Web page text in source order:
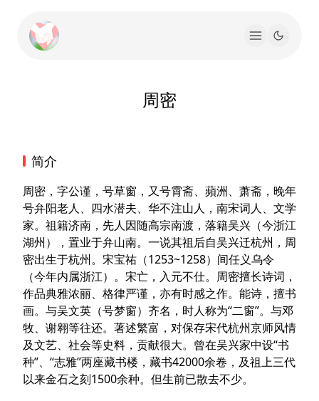
周密
简介
周密，字公谨，号草窗，又号霄斋、蘋洲、萧斋，晚年
号弁阳老人、四水潜夫、华不注山人，南宋词人、文学
家。祖籍济南，先人因随高宗南渡，落籍吴兴（今浙江
湖州），置业于弁山南。一说其祖后自吴兴迁杭州，周
密出生于杭州。宋宝祐（1253~1258）间任义乌令
（今年内属浙江）。宋亡，入元不仕。周密擅长诗词，
作品典雅浓丽、格律严谨，亦有时感之作。能诗，擅书
画。与吴文英（号梦窗）齐名，时人称为“二窗”。与邓
牧、谢翱等往还。著述繁富，对保存宋代杭州京师风情
及文艺、社会等史料，贡献很大。曾在吴兴家中设“书
种”、“志雅”两座藏书楼，藏书42000余卷，及祖上三代
以来金石之刻1500余种。但生前已散去不少。